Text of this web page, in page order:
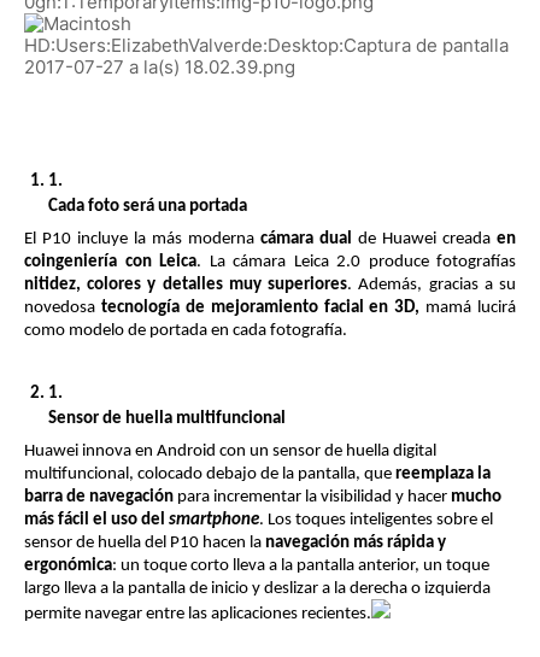
Cada foto será una portada
El P10 incluye la más moderna cámara dual de Huawei creada en
coingeniería con Leica
nitidez, colores y detalles muy superiores. Además, gracias a su
novedosa tecnología de mejoramiento facial en 3D, mamá lucirá
como modelo de portada en cada fotografía.
Sensor de huella multifuncional
Huawei innova en Android con un sensor de huella digital
multifuncional, colocado debajo de la pantalla, que reemplaza la
barra de navegación para incrementar la visibilidad y hacer mucho
más fácil el uso del smartphone. Los toques inteligentes sobre el
sensor de huella del P10 hacen la navegación más rápida y
ergonómica: un toque corto lleva a la pantalla anterior, un toque
largo lleva a la pantalla de inicio y deslizar a la derecha o izquierda
permite navegar entre las aplicaciones recientes.